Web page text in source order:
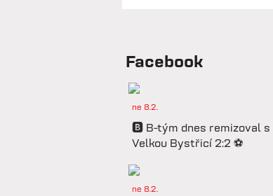
Facebook
ne 8.2.
🅱️ B-tým dnes remizoval s
Velkou Bystřicí 2:2 ⚽️
ne 8.2.